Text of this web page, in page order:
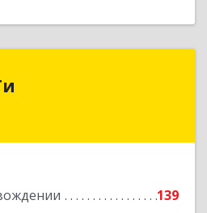
139
обл, Рославльский р-н,